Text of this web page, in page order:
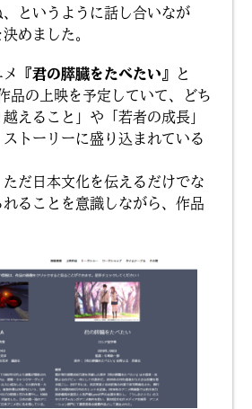
というように話し合いなが
めました。
『君の膵臓をたべたい』
と
品の上映を予定していて、どち
えること」や「若者の成長」
トーリーに盛り込まれている
だ日本文化を伝えるだけでな
れることを意識しながら、作品